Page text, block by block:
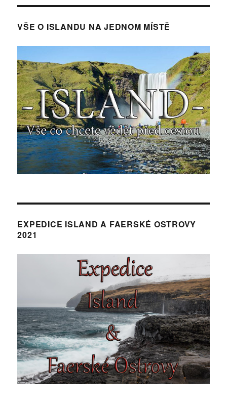
VŠE O ISLANDU NA JEDNOM MÍSTĚ
EXPEDICE ISLAND A FAERSKÉ OSTROVY
2021